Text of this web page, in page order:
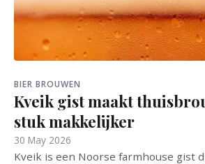
BIER BROUWEN
Kveik gist maakt
stuk makkelijker
30 May 2026
Kveik is een Noorse farmhouse gist